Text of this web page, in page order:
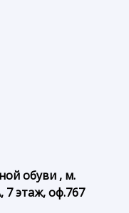
обуви , м.
этаж, оф.767